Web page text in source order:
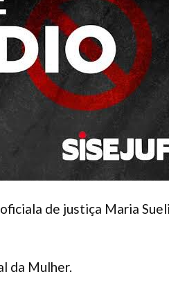
de justiça Maria
da Mulher.